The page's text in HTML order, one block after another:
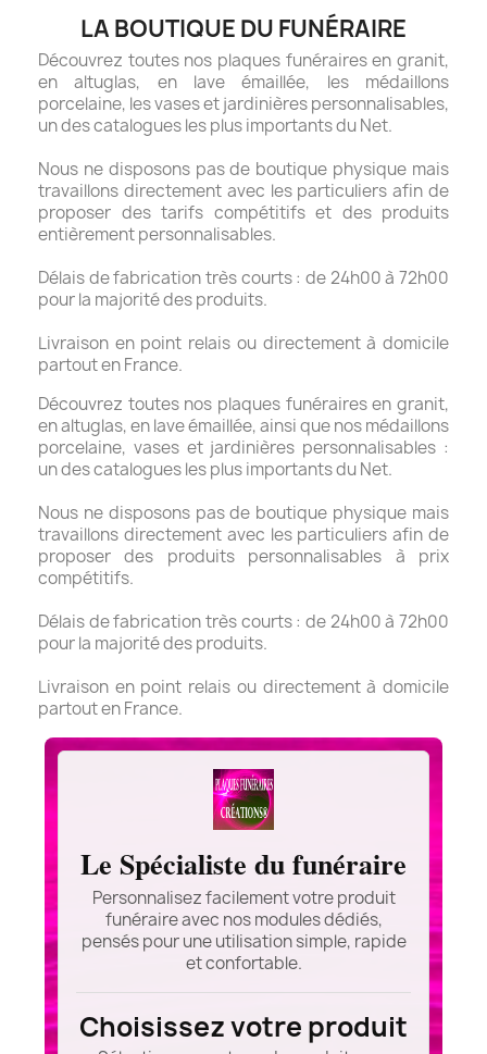
LA BOUTIQUE DU FUNÉRAIRE
Découvrez toutes nos plaques funéraires en granit,
en altuglas, en lave émaillée, les médaillons
porcelaine, les vases et jardinières personnalisables,
un des catalogues les plus importants du Net.
Nous ne disposons pas de boutique physique mais
travaillons directement avec les particuliers afin de
proposer des tarifs compétitifs et des produits
entièrement personnalisables.
Délais de fabrication très courts : de 24h00 à 72h00
pour la majorité des produits.
Livraison en point relais ou directement à domicile
partout en France.
Découvrez toutes nos plaques funéraires en granit,
en altuglas, en lave émaillée, ainsi que nos médaillons
porcelaine, vases et jardinières personnalisables :
un des catalogues les plus importants du Net.
Nous ne disposons pas de boutique physique mais
travaillons directement avec les particuliers afin de
proposer des produits personnalisables à prix
compétitifs.
Délais de fabrication très courts : de 24h00 à 72h00
pour la majorité des produits.
Livraison en point relais ou directement à domicile
partout en France.
Le Spécialiste du funéraire
Personnalisez facilement votre produit
funéraire avec nos modules dédiés,
pensés pour une utilisation simple, rapide
et confortable.
Choisissez votre produit